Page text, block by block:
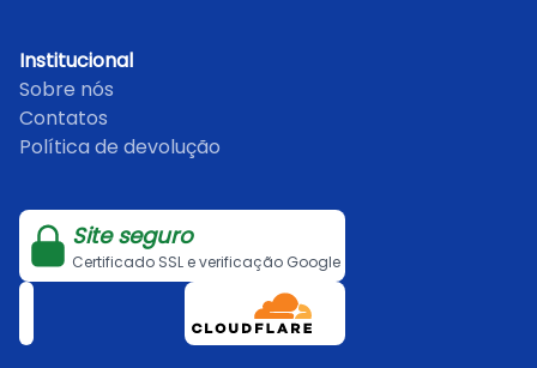
Institucional
Sobre nós
Contatos
Política de devolução
Site seguro
Certificado SSL e verificação Google